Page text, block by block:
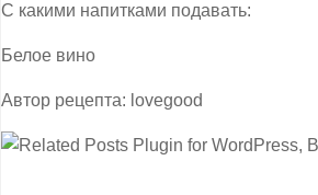
С какими напитками подавать:
Белое вино
Автор рецепта: lovegood